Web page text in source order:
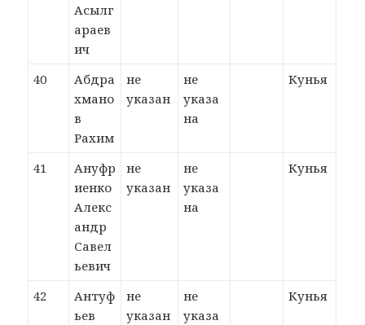
Асылг
араев
ич
40
Абдра
хмано
в
Рахим
не
указан
не
указа
на
Кунья
41
Ануфр
иенко
Алекс
андр
Савел
ьевич
не
указан
не
указа
на
Кунья
42
Антуф
ьев
не
указан
не
указа
Кунья